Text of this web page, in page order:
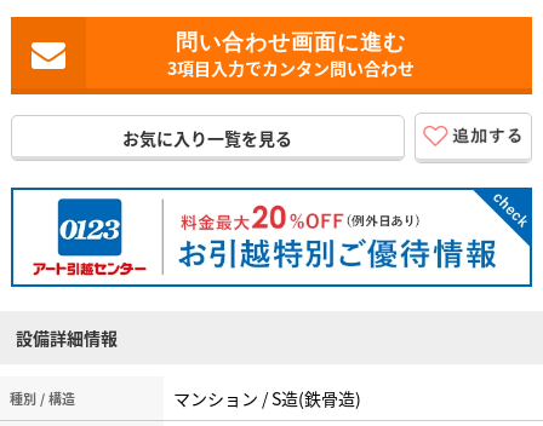
3項目入力でカンタン問い合わせ
お気に入り一覧を見る
設備詳細情報
種別 / 構造 マンション / S造(鉄骨造)